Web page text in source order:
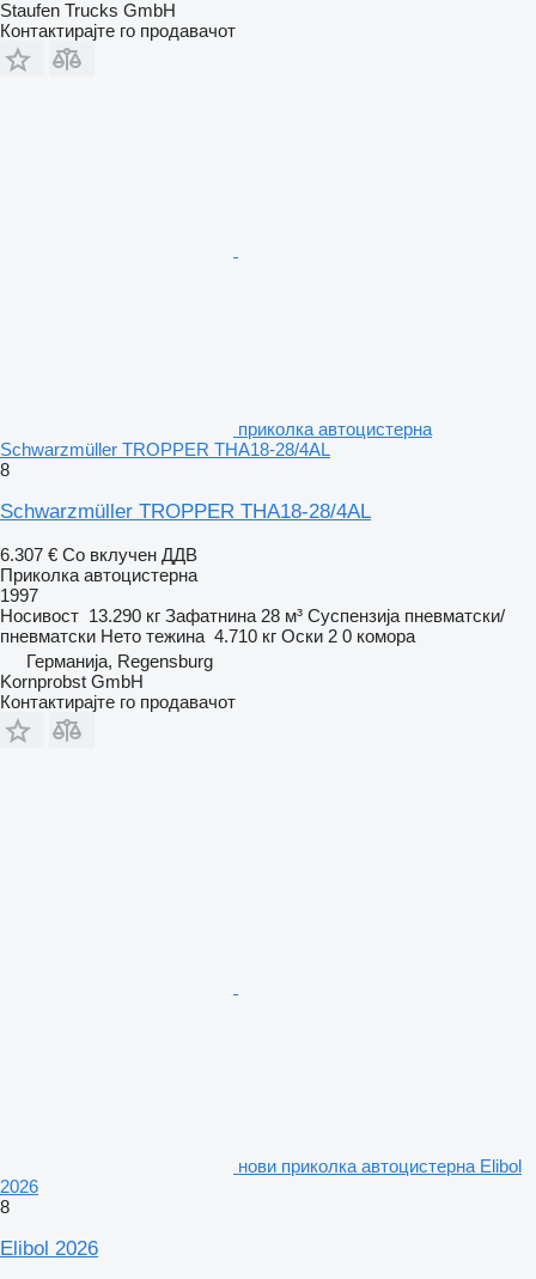
Staufen Trucks GmbH
Контактирајте го продавачот
приколка автоцистерна
Schwarzmüller TROPPER THA18-28/4AL
8
Schwarzmüller TROPPER THA18-28/4AL
6.307 € Со вклучен ДДВ
Приколка автоцистерна
1997
Носивост 13.290 кг Зафатнина 28 м³ Суспензија пневматски/
пневматски Нето тежина 4.710 кг Оски 2 0 комора
Германија, Regensburg
Kornprobst GmbH
Контактирајте го продавачот
нови приколка автоцистерна Elibol
2026
8
Elibol 2026